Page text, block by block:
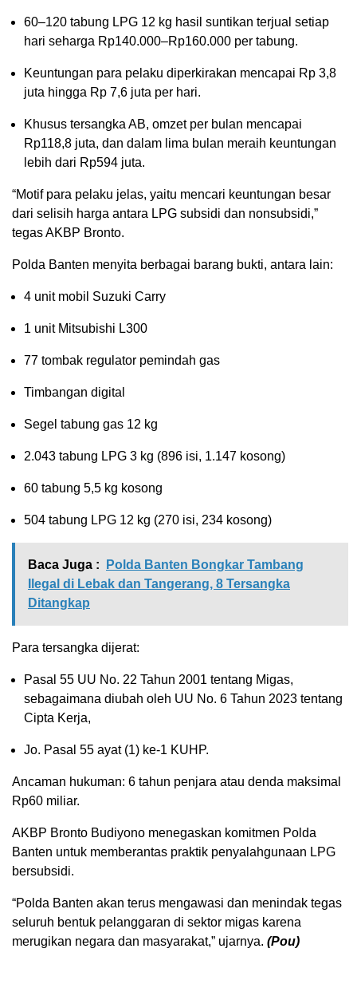
60–120 tabung LPG 12 kg hasil suntikan terjual setiap
hari seharga Rp140.000–Rp160.000 per tabung.
Keuntungan para pelaku diperkirakan mencapai Rp 3,8
juta hingga Rp 7,6 juta per hari.
Khusus tersangka AB, omzet per bulan mencapai
Rp118,8 juta, dan dalam lima bulan meraih keuntungan
lebih dari Rp594 juta.
“Motif para pelaku jelas, yaitu mencari keuntungan besar
dari selisih harga antara LPG subsidi dan nonsubsidi,”
tegas AKBP Bronto.
Polda Banten menyita berbagai barang bukti, antara lain:
4 unit mobil Suzuki Carry
1 unit Mitsubishi L300
77 tombak regulator pemindah gas
Timbangan digital
Segel tabung gas 12 kg
2.043 tabung LPG 3 kg (896 isi, 1.147 kosong)
60 tabung 5,5 kg kosong
504 tabung LPG 12 kg (270 isi, 234 kosong)
Baca Juga :
Polda Banten Bongkar Tambang
Ilegal di Lebak dan Tangerang, 8 Tersangka
Ditangkap
Para tersangka dijerat:
Pasal 55 UU No. 22 Tahun 2001 tentang Migas,
sebagaimana diubah oleh UU No. 6 Tahun 2023 tentang
Cipta Kerja,
Jo. Pasal 55 ayat (1) ke-1 KUHP.
Ancaman hukuman: 6 tahun penjara atau denda maksimal
Rp60 miliar.
AKBP Bronto Budiyono menegaskan komitmen Polda
Banten untuk memberantas praktik penyalahgunaan LPG
bersubsidi.
“Polda Banten akan terus mengawasi dan menindak tegas
seluruh bentuk pelanggaran di sektor migas karena
merugikan negara dan masyarakat,” ujarnya. (Pou)